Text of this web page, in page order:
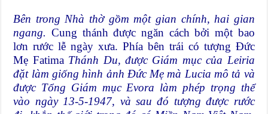
Bên trong Nhà thờ gồm một gian chính, hai gian
ngang. Cung thánh được ngăn cách bởi một bao
lơn rước lễ ngày xưa. Phía bên trái có tượng Đức
Mẹ Fatima Thánh Du, được Giám mục của Leiria
đặt làm giống hình ảnh Đức Mẹ mà Lucia mô tả và
được Tổng Giám mục Evora làm phép trọng thể
vào ngày 13-5-1947, và sau đó tượng được rước